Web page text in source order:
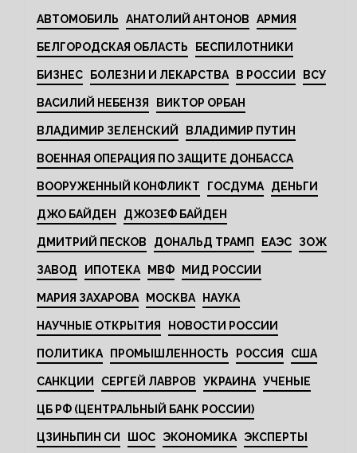
АВТОМОБИЛЬ АНАТОЛИЙ АНТОНОВ АРМИЯ
БЕЛГОРОДСКАЯ ОБЛАСТЬ БЕСПИЛОТНИКИ
БИЗНЕС БОЛЕЗНИ И ЛЕКАРСТВА В РОССИИ ВСУ
ВАСИЛИЙ НЕБЕНЗЯ ВИКТОР ОРБАН
ВЛАДИМИР ЗЕЛЕНСКИЙ ВЛАДИМИР ПУТИН
ВОЕННАЯ ОПЕРАЦИЯ ПО ЗАЩИТЕ ДОНБАССА
ВООРУЖЕННЫЙ КОНФЛИКТ ГОСДУМА ДЕНЬГИ
ДЖО БАЙДЕН ДЖОЗЕФ БАЙДЕН
ДМИТРИЙ ПЕСКОВ ДОНАЛЬД ТРАМП ЕАЭС ЗОЖ
ЗАВОД ИПОТЕКА МВФ МИД РОССИИ
МАРИЯ ЗАХАРОВА МОСКВА НАУКА
НАУЧНЫЕ ОТКРЫТИЯ НОВОСТИ РОССИИ
ПОЛИТИКА ПРОМЫШЛЕННОСТЬ РОССИЯ США
САНКЦИИ СЕРГЕЙ ЛАВРОВ УКРАИНА УЧЕНЫЕ
ЦБ РФ (ЦЕНТРАЛЬНЫЙ БАНК РОССИИ)
ЦЗИНЬПИН СИ ШОС ЭКОНОМИКА ЭКСПЕРТЫ